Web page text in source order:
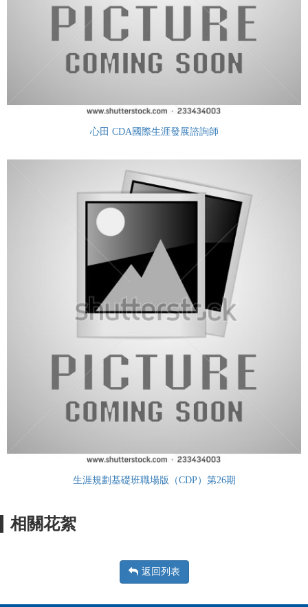
心田 CDA國際生涯發展諮詢師
生涯規劃基礎班職場版（CDP）第26期
相關花絮
返回列表